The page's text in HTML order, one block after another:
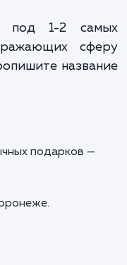
в
может
данный мета-